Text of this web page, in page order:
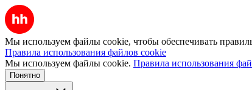
Мы используем файлы cookie, чтобы обеспечивать
Правила использования файлов cookie
Мы используем файлы cookie. Правила использования
Понятно